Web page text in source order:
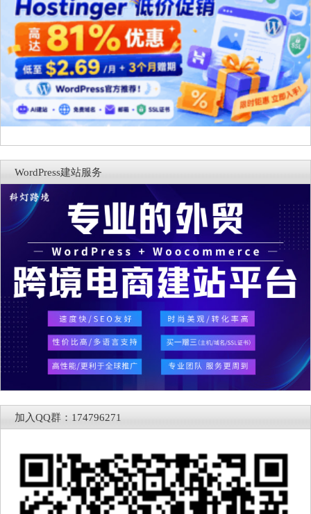
WordPress建站服务
加入QQ群：174796271